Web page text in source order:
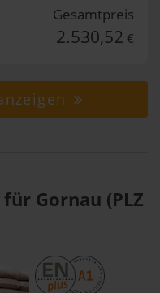
Gesamtpreis
2.530,52 €
Gornau (PLZ